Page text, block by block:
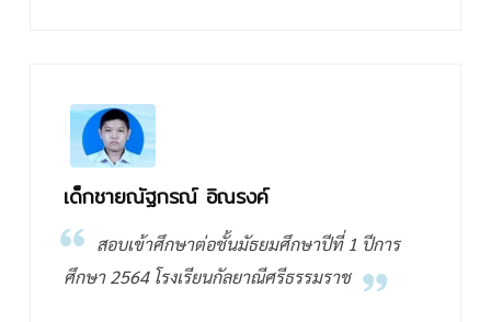
เด็กชายณัฐกรณ์ อิณรงค์
สอบเข้าศึกษาต่อชั้นมัธยมศึกษาปีที่ 1 ปีการ
ศึกษา 2564 โรงเรียนกัลยาณีศรีธรรมราช